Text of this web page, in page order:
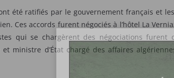
ont été ratifiés par le gouvernement français et
Ces accords furent négociés à l’hôtel La
qui se chargèrent des négociations furent
et ministre d’État chargé des affaires